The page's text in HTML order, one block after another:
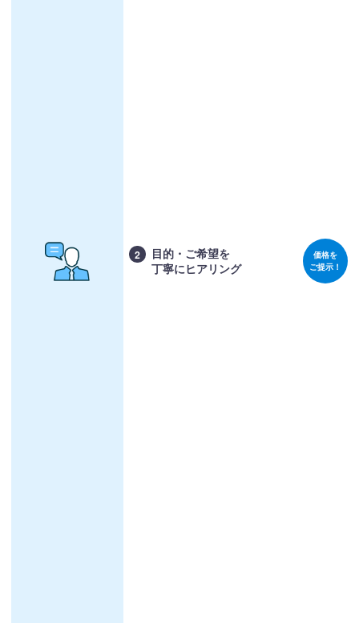
価格を
ご提示！
2
目的・ご希望を
丁寧にヒアリング